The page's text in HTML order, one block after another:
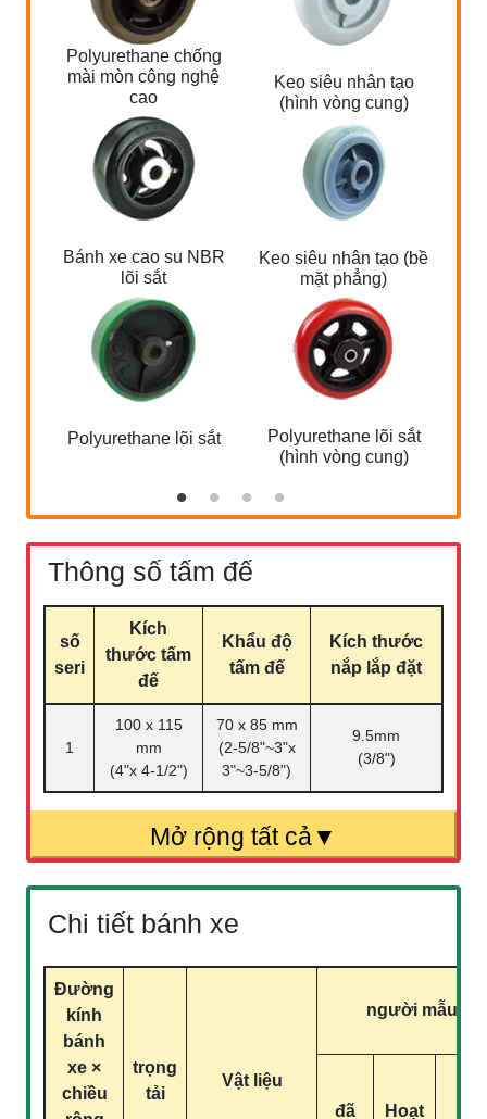
Polyurethane chống
mài mòn công nghệ
cao
Bánh xe cao su NBR
lõi sắt
Polyurethane lõi sắt
Keo siêu nhân tạo
(hình vòng cung)
Keo siêu nhân tạo (bề
mặt phẳng)
Polyurethane lõi sắt
(hình vòng cung)
Thông số tấm đế
số
seri
Kích
thước tấm
đế
Khẩu độ
tấm đế
Kích thước
nắp lắp đặt
1
100 x 115
mm
(4"x 4-1/2")
70 x 85 mm
(2-5/8"~3"x
3"~3-5/8")
9.5mm
(3/8")
Chi tiết bánh xe
Đường
kính
bánh
xe ×
chiều
trọng
tải
Vật liệu
người mẫu
đã Hoạt